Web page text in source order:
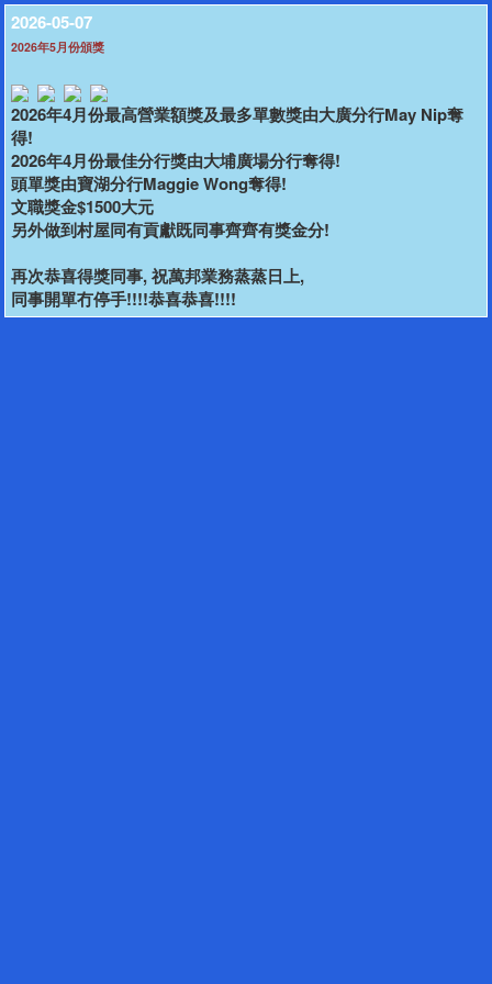
2026-05-07
2026年5月份頒獎
2026年4月份最高營業額獎及最多單數獎由大廣分行May Nip奪
得!
2026年4月份最佳分行獎由大埔廣場分行奪得!
頭單獎由寶湖分行Maggie Wong奪得!
文職獎金$1500大元
另外做到村屋同有貢獻既同事齊齊有獎金分!
再次恭喜得獎同事, 祝萬邦業務蒸蒸日上,
同事開單冇停手!!!!恭喜恭喜!!!!